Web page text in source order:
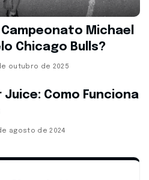
Michael
Chicago Bulls?
outubro de 2025
Como Funciona
agosto de 2024